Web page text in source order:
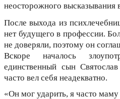
неосторожного высказывания
После выхода из
нет будущего в профессии.
не доверяли, поэтому он
Вскоре началось
единственный сын
часто вел себя неадекватно.
«Он мог ударить, я часто